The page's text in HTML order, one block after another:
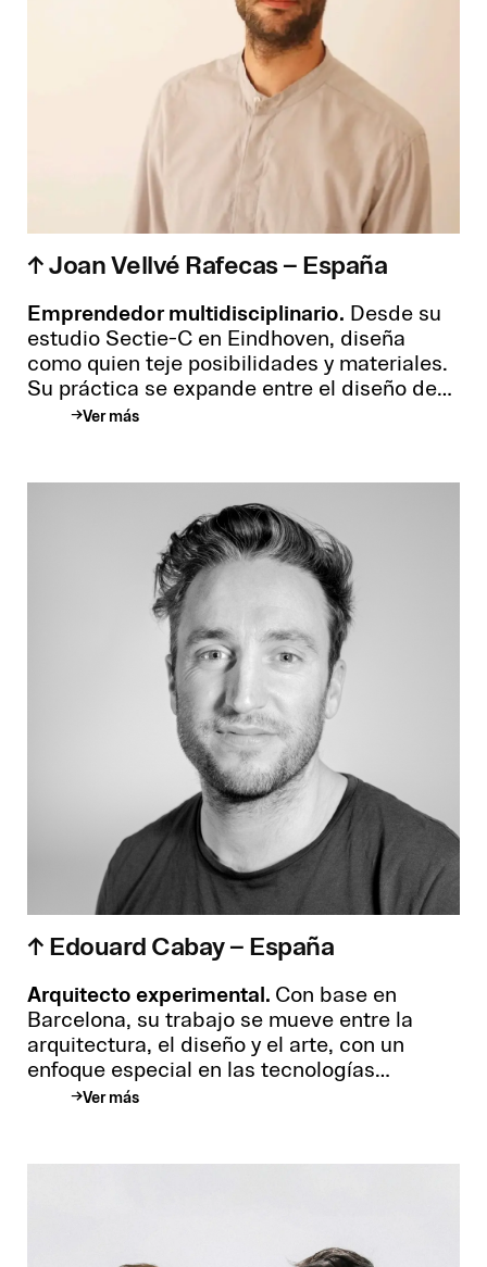
↑ Joan Vellvé Rafecas – España
Emprendedor multidisciplinario. Desde su
estudio Sectie-C en Eindhoven, diseña
como quien teje posibilidades y materiales.
Su práctica se expande entre el diseño de
producto, la teoría crítica, la organización
tangible y lo conceptual. Emprendedor
dentro y fuera de los Países Bajos, forma
parte de Stordes, una agencia enfocada en
diseño de estrategias, y de Fictional
Collective, un grupo que reúne a
profesionales que entienden el diseño como
una herramienta de cambio.
Ver más
↑ Edouard Cabay – España
Arquitecto experimental. Con base en
Barcelona, su trabajo se mueve entre la
arquitectura, el diseño y el arte, con un
enfoque especial en las tecnologías
digitales y su capacidad para expandir el
miembro del Colegio de Arquitectos de
Desde ahí, explora nuevas posibilidades
Ver más